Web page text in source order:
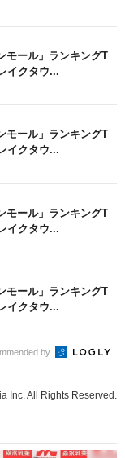
モール」ランキングT
イクタウ...
モール」ランキングT
イクタウ...
モール」ランキングT
イクタウ...
モール」ランキングT
イクタウ...
by
Inc. All Rights Reserved.